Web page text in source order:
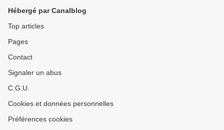
Hébergé par Canalblog
Top articles
Pages
Contact
Signaler un abus
C.G.U.
Cookies et données personnelles
Préférences cookies